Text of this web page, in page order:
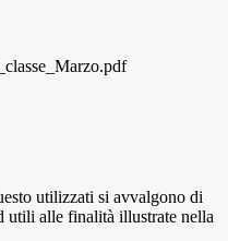
utilizzati si avvalgono di
utili alle finalità illustrate nella